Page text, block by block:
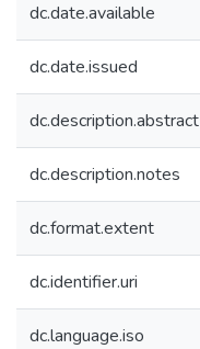
dc.date.available
dc.date.issued
dc.description.abstract
dc.description.notes
dc.format.extent
dc.identifier.uri
dc.language.iso